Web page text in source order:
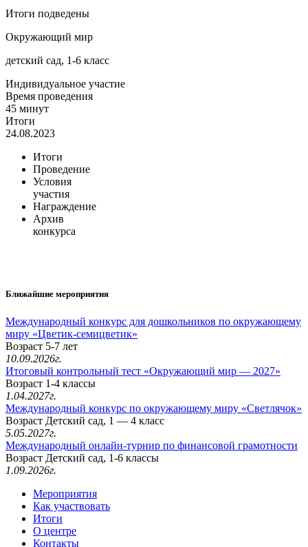
Итоги подведены
Окружающий мир
детский сад, 1-6 класс
Индивидуальное участие
Время проведения
45 минут
Итоги
24.08.2023
Итоги
Проведение
Условия
участия
Награждение
Архив
конкурса
Ближайшие мероприятия
Международный конкурс для дошкольников по окружающему
миру «Цветик-семицветик»
Возраст 5-7 лет
10.09.2026г.
Итоговый контрольный тест «Окружающий мир — 2027»
Возраст 1-4 классы
1.04.2027г.
Международный конкурс по окружающему миру «Светлячок»
Возраст Детский сад, 1 — 4 класс
5.05.2027г.
Международный онлайн-турнир по финансовой грамотности
Возраст Детский сад, 1-6 классы
1.09.2026г.
Мероприятия
Как участвовать
Итоги
О центре
Контакты